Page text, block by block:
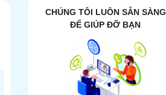
CHÚNG TÔI LUÔN SẴN SÀNG
ĐỂ GIÚP ĐỠ BẠN